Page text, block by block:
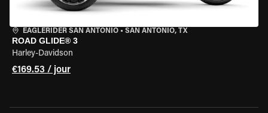
EAGLERIDER SAN ANTONIO • SAN ANTONIO, TX
ROAD GLIDE® 3
Harley-Davidson
€169.53 / jour